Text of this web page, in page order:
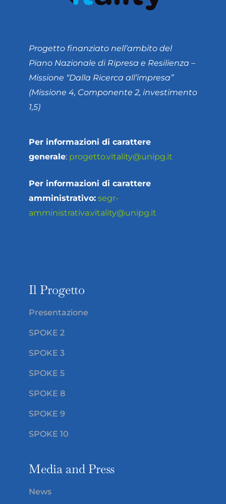
Progetto finanziato nell’ambito del
Piano Nazionale di Ripresa e Resilienza –
Missione “Dalla Ricerca all’impresa”
(Missione 4, Componente 2, investimento
1,5)
Per informazioni di carattere
generale: progetto.vitality@unipg.it
Per informazioni di carattere
amministrativo: segr-
amministrativa.vitality@unipg.it
Il Progetto
Presentazione
SPOKE 2
SPOKE 3
SPOKE 5
SPOKE 8
SPOKE 9
SPOKE 10
Media and Press
News